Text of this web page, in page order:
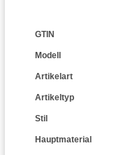
GTIN
Modell
Artikelart
Artikeltyp
Stil
Hauptmaterial